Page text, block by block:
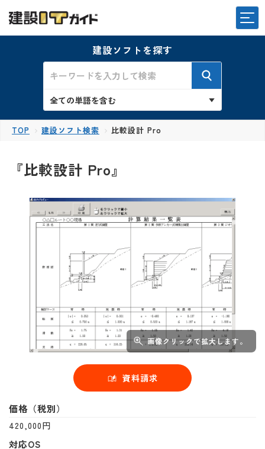
建設ソフトを探す
TOP 建設ソフト検索 比較設計 Pro
『比較設計 Pro』
画像クリックで拡大します。
資料請求
価格（税別）
420,000円
対応OS